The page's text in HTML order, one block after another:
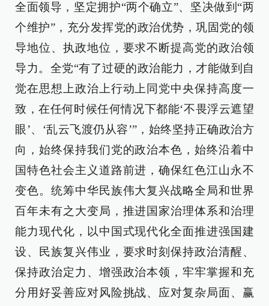
全面领导，坚定拥护“两个确立”、坚决做到“两
个维护”，充分发挥党的政治优势，巩固党的领
导地位、执政地位，要求不断提高党的政治领
导力。全党“有了过硬的政治能力，才能做到自
觉在思想上政治上行动上同党中央保持高度一
致，在任何时候任何情况下都能‘不畏浮云遮望
眼’、‘乱云飞渡仍从容’”，始终坚持正确政治方
向，始终保持我们党的政治本色，始终沿着中
国特色社会主义道路前进，确保红色江山永不
变色。统筹中华民族伟大复兴战略全局和世界
百年未有之大变局，推进国家治理体系和治理
能力现代化，以中国式现代化全面推进强国建
设、民族复兴伟业，要求时刻保持政治清醒、
保持政治定力、增强政治本领，牢牢掌握和充
分用好妥善应对风险挑战、应对复杂局面、赢